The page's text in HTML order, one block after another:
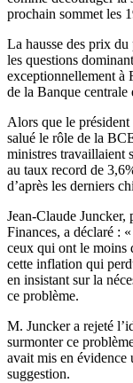
prochain sommet les
La hausse des prix
les questions
exceptionnellement à
de la Banque
Alors que le
salué le rôle de la
ministres travaillaient
au taux record de
d’après les derniers
Jean-Claude Juncker,
Finances, a déclaré :
ceux qui ont le moins
cette inflation qui
en insistant sur la
ce problème.
M. Juncker a rejeté
surmonter ce
avait mis en évidence
suggestion.